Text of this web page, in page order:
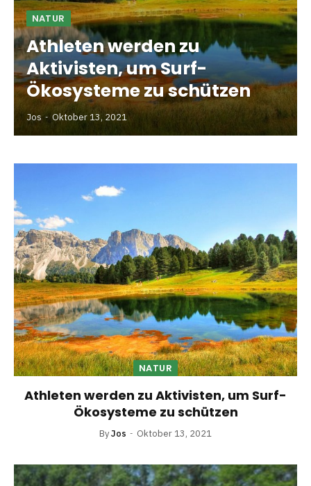
NATUR
Athleten werden zu
Aktivisten, um Surf-
Ökosysteme zu schützen
Jos Oktober 13, 2021
NATUR
Athleten werden zu Aktivisten, um Surf-
Ökosysteme zu schützen
ByJos Oktober 13, 2021